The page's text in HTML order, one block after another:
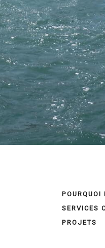
POURQUOI
SERVICES
PROJETS